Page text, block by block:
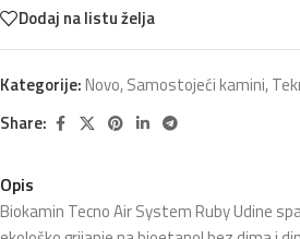
Dodaj na listu želja
Kategorije:Novo,Samostojeći kamini,
Share:
Opis
Biokamin Tecno Air System Ruby Udine